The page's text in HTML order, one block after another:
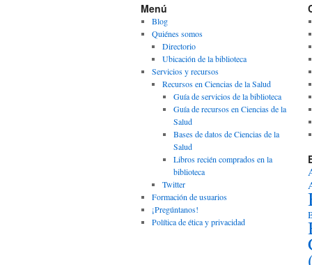
Menú
Blog
Quiénes somos
Directorio
Ubicación de la biblioteca
Servicios y recursos
Recursos en Ciencias de la Salud
Guía de servicios de la biblioteca
Guía de recursos en Ciencias de la
Salud
Bases de datos de Ciencias de la
Salud
Libros recién comprados en la
biblioteca
Twitter
Formación de usuarios
¡Pregúntanos!
Política de ética y privacidad